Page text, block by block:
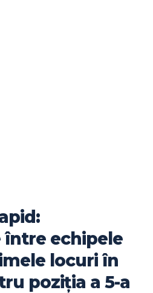
echipele
locuri în
poziția a 5-a